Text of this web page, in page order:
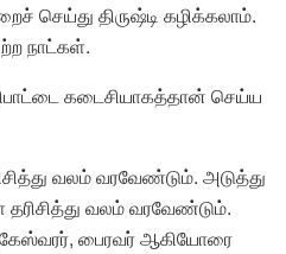
செய்து திருஷ்டி கழிக்கலாம்.
நாட்கள்.
கடைசியாகத்தான் செய்ய
வலம் வரவேண்டும். அடுத்து
வலம் வரவேண்டும்.
பைரவர் ஆகியோரை